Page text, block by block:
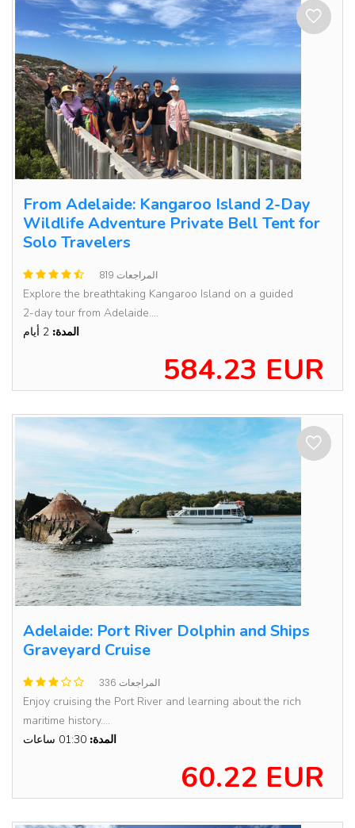
From Adelaide: Kangaroo Island 2-Day
Wildlife Adventure Private Bell Tent for
Solo Travelers
819 المراجعات
Explore the breathtaking Kangaroo Island on a guided
2-day tour from Adelaide....
المدة:
584.23 EUR
Adelaide: Port River Dolphin and Ships
Graveyard Cruise
336 المراجعات
Enjoy cruising the Port River and learning about the rich
maritime history....
المدة:
60.22 EUR